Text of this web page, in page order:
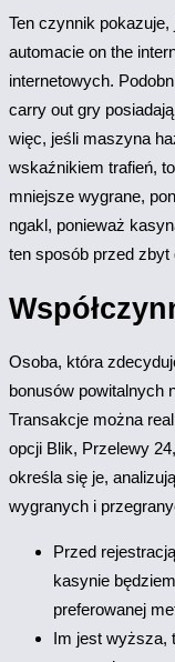
Ten czynnik
automacie on the
internetowych.
carry out gry
więc, jeśli maszyna
wskaźnikiem trafień,
mniejsze wygrane,
ngakl, ponieważ
ten sposób przed zbyt
Osoba, która
bonusów powitalnych
Transakcje można
opcji Blik, Przelewy
określa się je,
wygranych i
Przed
kasynie
preferowanej
Im jest wyższa,